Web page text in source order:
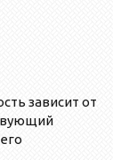
зависит от